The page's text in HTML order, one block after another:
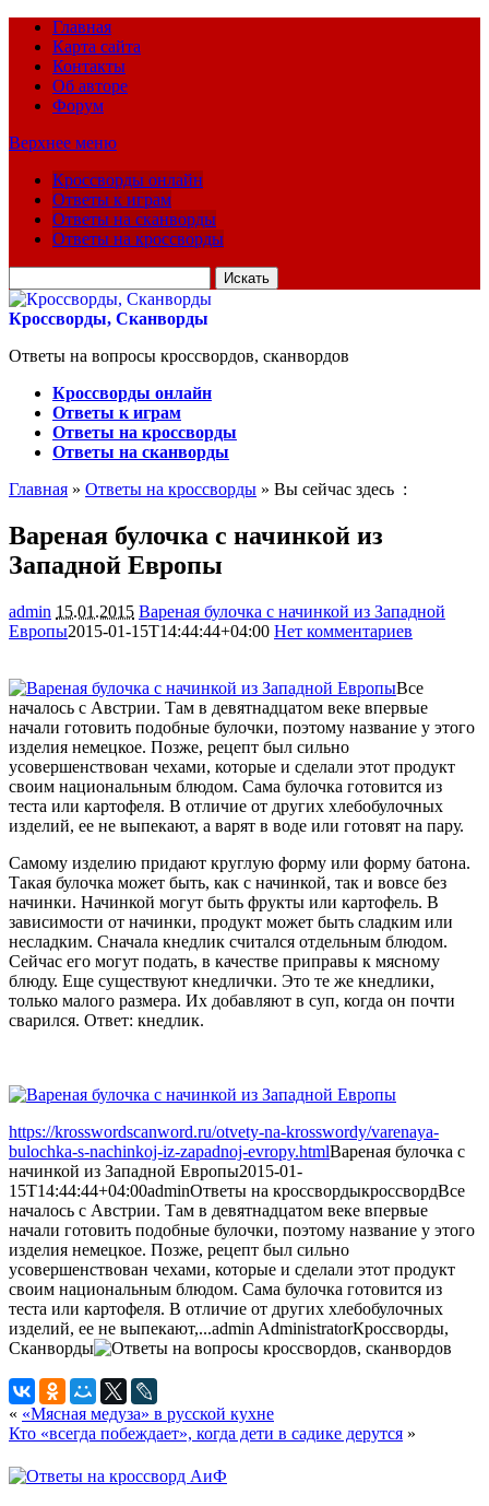
Главная
Карта сайта
Контакты
Об авторе
Форум
Верхнее меню
Кроссворды онлайн
Ответы к играм
Ответы на сканворды
Ответы на кроссворды
для:
Кроссворды, Сканворды
Ответы на вопросы кроссвордов, сканвордов
Кроссворды онлайн
Ответы к играм
Ответы на кроссворды
Ответы на сканворды
Главная » Ответы на кроссворды » Вы сейчас здесь :
Вареная булочка с начинкой из
Западной Европы
admin 15.01.2015 Вареная булочка с начинкой из Западной
Европы2015-01-15T14:44:44+04:00 Нет комментариев
Все
началось с Австрии. Там в девятнадцатом веке впервые
начали готовить подобные булочки, поэтому название у этого
изделия немецкое. Позже, рецепт был сильно
усовершенствован чехами, которые и сделали этот продукт
своим национальным блюдом. Сама булочка готовится из
теста или картофеля. В отличие от других хлебобулочных
изделий, ее не выпекают, а варят в воде или готовят на пару.
Самому изделию придают круглую форму или форму батона.
Такая булочка может быть, как с начинкой, так и вовсе без
начинки. Начинкой могут быть фрукты или картофель. В
зависимости от начинки, продукт может быть сладким или
несладким. Сначала кнедлик считался отдельным блюдом.
Сейчас его могут подать, в качестве приправы к мясному
блюду. Еще существуют кнедлички. Это те же кнедлики,
только малого размера. Их добавляют в суп, когда он почти
сварился. Ответ: кнедлик.
https://krosswordscanword.ru/otvety-na-krosswordy/varenaya-
bulochka-s-nachinkoj-iz-zapadnoj-evropy.htmlВареная булочка с
начинкой из Западной Европы2015-01-
15T14:44:44+04:00adminОтветы на кроссвордыкроссвордВсе
началось с Австрии. Там в девятнадцатом веке впервые
начали готовить подобные булочки, поэтому название у этого
изделия немецкое. Позже, рецепт был сильно
усовершенствован чехами, которые и сделали этот продукт
своим национальным блюдом. Сама булочка готовится из
теста или картофеля. В отличие от других хлебобулочных
изделий, ее не выпекают,...admin AdministratorКроссворды,
Сканворды
« «Мясная медуза» в русской кухне
Кто «всегда побеждает», когда дети в садике дерутся »